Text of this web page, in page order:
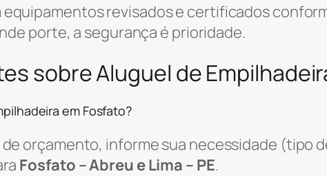
revisados e certificados
porte, a segurança é prioridade.
sobre Aluguel de
em Fosfato?
orçamento, informe sua necessidade (tipo
Fosfato – Abreu e Lima – PE.